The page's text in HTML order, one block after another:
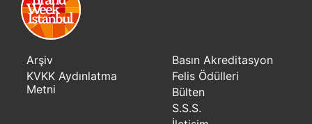
Arşiv
KVKK Aydınlatma
Metni
Basın Akreditasyon
Felis Ödülleri
Bülten
S.S.S.